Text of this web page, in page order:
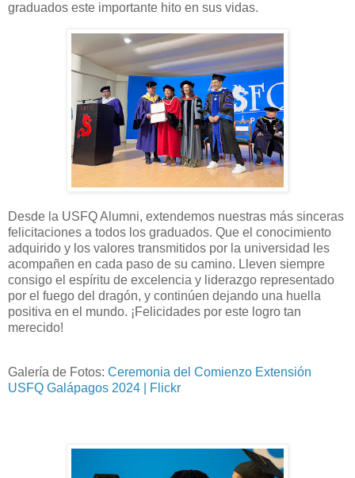
graduados este importante hito en sus vidas.
Desde la USFQ Alumni, extendemos nuestras más sinceras
felicitaciones a todos los graduados. Que el conocimiento
adquirido y los valores transmitidos por la universidad les
acompañen en cada paso de su camino. Lleven siempre
consigo el espíritu de excelencia y liderazgo representado
por el fuego del dragón, y continúen dejando una huella
positiva en el mundo. ¡Felicidades por este logro tan
merecido!
Galería de Fotos: Ceremonia del Comienzo Extensión
USFQ Galápagos 2024 | Flickr